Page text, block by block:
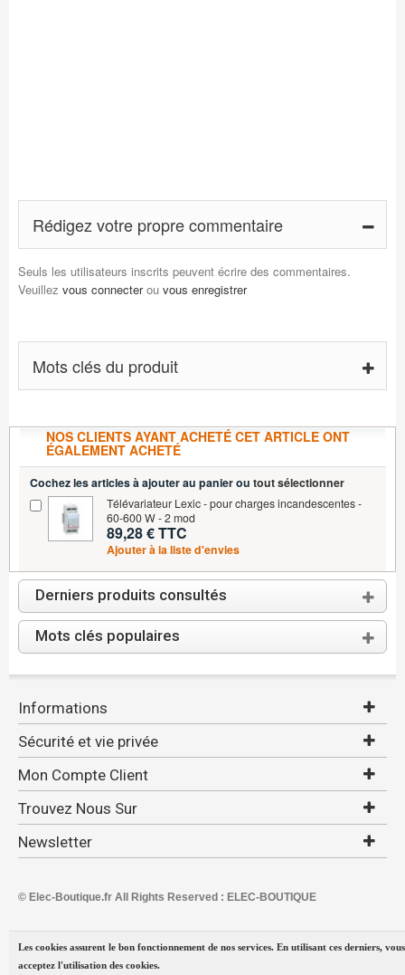
Rédigez votre propre commentaire
Seuls les utilisateurs inscrits peuvent écrire des commentaires.
Veuillez vous connecterou vous enregistrer
Mots clés du produit
NOS CLIENTS AYANT ACHETÉ CET ARTICLE ONT
ÉGALEMENT ACHETÉ
Cochez les articles à ajouter au panier ou tout sélectionner
Télévariateur Lexic - pour charges incandescentes -
60-600 W - 2 mod
89,28 € TTC
Ajouter à la liste d'envies
Derniers produits consultés
Mots clés populaires
Informations
Sécurité et vie privée
Mon Compte Client
Trouvez Nous Sur
Newsletter
© Elec-Boutique.fr All Rights Reserved : ELEC-BOUTIQUE
Les cookies assurent le bon fonctionnement de nos services. En utilisant ces derniers, vous
acceptez l'utilisation des cookies.